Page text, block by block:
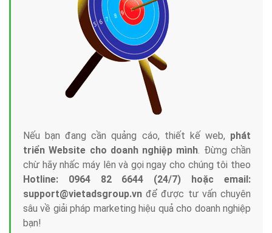
Nếu bạn đang cần quảng cáo, thiết kế web, phát
triển Website cho doanh nghiệp mình. Đừng chần
chừ hãy nhấc máy lên và gọi ngay cho chúng tôi theo
Hotline: 0964 82 6644 (24/7) hoặc email:
support@vietadsgroup.vn để được tư vấn chuyên
sâu về giải pháp marketing hiệu quả cho doanh nghiệp
bạn!